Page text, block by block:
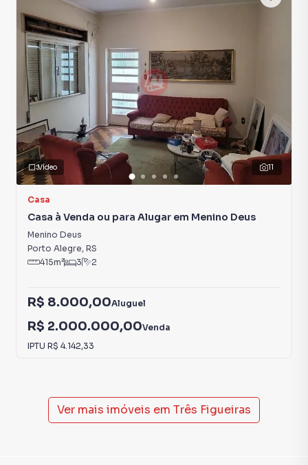
11
Vídeo
Casa
Casa à Venda ou para Alugar em Menino Deus
Menino Deus
Porto Alegre, RS
415m² 3 2
R$ 8.000,00Aluguel
R$ 2.000.000,00Venda
IPTU R$ 4.142,33
Ver mais imóveis em Três Figueiras